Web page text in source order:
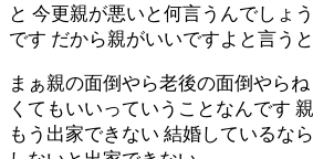
と 今更親が悪いと何言うんでしょ
です だから親がいいですよと言うと
まぁ親の面倒やら老後の面倒やら
くてもいいっていうことなんです
もう出家できない 結婚しているな